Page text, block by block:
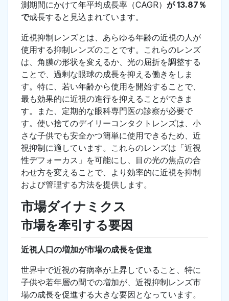
測期間にかけて年平均成長率（CAGR） が 13.87％
で成長すると見込まれています。
近視抑制レンズとは、あらゆる年齢の近視の人が
使用する抑制レンズのことです。これらのレンズ
は、角膜の形状を変えるか、光の屈折を調整する
ことで、過剰な眼球の成長を抑える働きをしま
す。特に、若い年齢から使用を開始することで、
最も効果的に近視の進行を抑えることができま
す。また、定期的な眼科専門医の診察が必要で
す。使い捨てのデイリーコンタクトレンズは、小
さな子供でも安全かつ簡単に使用できるため、近
視抑制に適しています。これらのレンズは「近視
性デフォーカス」を可能にし、目の光の焦点の合
わせ方を変えることで、より効率的に近視を抑制
および管理する方法を提供します。
市場ダイナミクス
市場を牽引する要因
近視人口の増加が市場の成長を促進
世界中で近視の有病率が上昇していること、特に
子供や若年層の間での増加が、近視抑制レンズ市
場の成長を促進する大きな要因となっています。